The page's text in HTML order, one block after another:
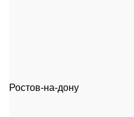
Ростов-на-дону